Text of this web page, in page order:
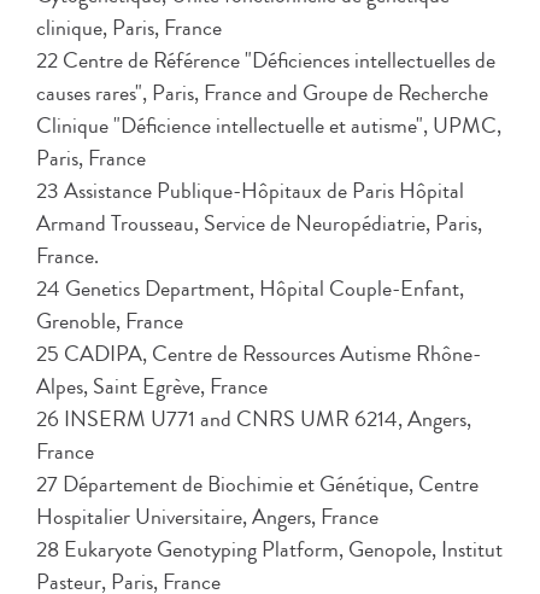
clinique, Paris, France
22 Centre de Référence "Déficiences intellectuelles de
causes rares", Paris, France and Groupe de Recherche
Clinique "Déficience intellectuelle et autisme", UPMC,
Paris, France
23 Assistance Publique-Hôpitaux de Paris Hôpital
Armand Trousseau, Service de Neuropédiatrie, Paris,
France.
24 Genetics Department, Hôpital Couple-Enfant,
Grenoble, France
25 CADIPA, Centre de Ressources Autisme Rhône-
Alpes, Saint Egrève, France
26 INSERM U771 and CNRS UMR 6214, Angers,
France
27 Département de Biochimie et Génétique, Centre
Hospitalier Universitaire, Angers, France
28 Eukaryote Genotyping Platform, Genopole, Institut
Pasteur, Paris, France